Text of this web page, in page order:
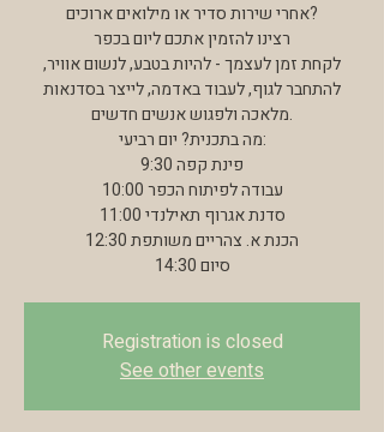
אחרי שירות סדיר או מילואים ארוכים?
רצינו להזמין אתכם ליום בכפר
לקחת זמן לעצמך - להיות בטבע, לנשום אוויר,
להתחבר לגוף, לעבוד באדמה, לייצר בסדנאות
מלאכה ולפגוש אנשים חדשים.
מה בתכנית? יום רביעי:
9:30 פינת קפה
10:00 עבודה לפיתוח הכפר
11:00 סדנת אגרוף תאילנדי
12:30 הכנת א. צהריים משותפת
14:30 סיום
Registration is closed
See other events